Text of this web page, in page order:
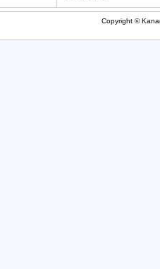
Copyright ©